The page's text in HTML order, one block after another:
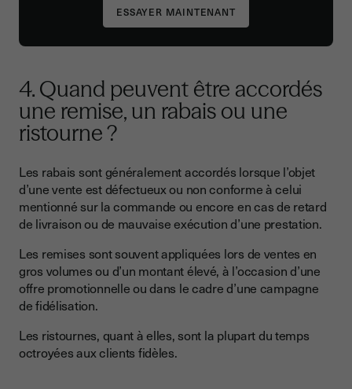
4. Quand peuvent être accordés
une remise, un rabais ou une
ristourne ?
Les rabais sont généralement accordés lorsque l’objet
d’une vente est défectueux ou non conforme à celui
mentionné sur la commande ou encore en cas de retard
de livraison ou de mauvaise exécution d’une prestation.
Les remises sont souvent appliquées lors de ventes en
gros volumes ou d’un montant élevé, à l’occasion d’une
offre promotionnelle ou dans le cadre d’une campagne
de fidélisation.
Les ristournes, quant à elles, sont la plupart du temps
octroyées aux clients fidèles.